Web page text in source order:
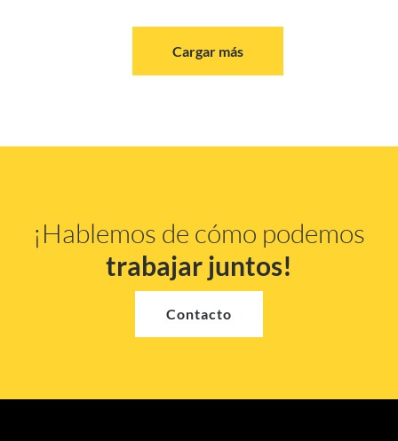
Cargar más
¡Hablemos de cómo podemos
trabajar juntos!
Contacto